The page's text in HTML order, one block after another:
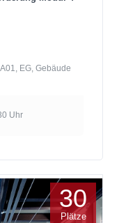
EG, Gebäude
Uhr
30
Plätze